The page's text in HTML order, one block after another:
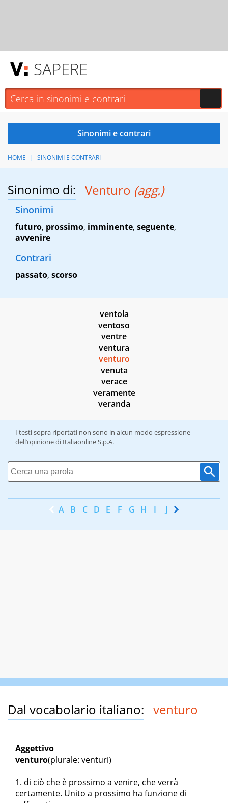
SAPERE
HOME SINONIMI E CONTRARI
Sinonimo di: Venturo (agg.)
Sinonimi
futuro, prossimo, imminente, seguente,
avvenire
Contrari
passato, scorso
ventola
ventoso
ventre
ventura
venturo
venuta
verace
veramente
veranda
I testi sopra riportati non sono in alcun modo espressione
dell’opinione di Italiaonline S.p.A.
A B C D E F G H I J K
Dal vocabolario italiano: venturo
Aggettivo
venturo(plurale: venturi)
di ciò che è prossimo a venire, che verrà
certamente. Unito a prossimo ha funzione di